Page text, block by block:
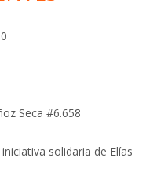
Seca #6.658
solidaria de Elías